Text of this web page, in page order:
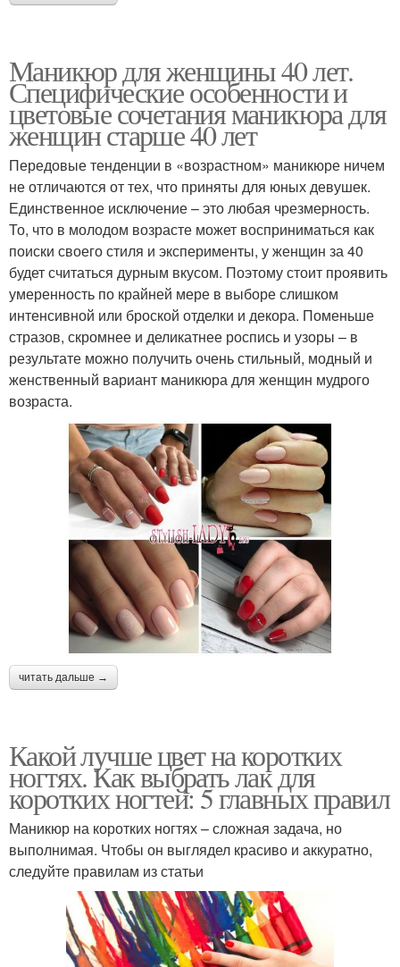
Маникюр для женщины 40 лет.
Специфические особенности и
цветовые сочетания маникюра для
женщин старше 40 лет
Передовые тенденции в «возрастном» маникюре ничем
не отличаются от тех, что приняты для юных девушек.
Единственное исключение – это любая чрезмерность.
То, что в молодом возрасте может восприниматься как
поиски своего стиля и эксперименты, у женщин за 40
будет считаться дурным вкусом. Поэтому стоит проявить
умеренность по крайней мере в выборе слишком
интенсивной или броской отделки и декора. Поменьше
стразов, скромнее и деликатнее роспись и узоры – в
результате можно получить очень стильный, модный и
женственный вариант маникюра для женщин мудрого
возраста.
читать дальше →
Какой лучше цвет на коротких
ногтях. Как выбрать лак для
коротких ногтей: 5 главных правил
Маникюр на коротких ногтях – сложная задача, но
выполнимая. Чтобы он выглядел красиво и аккуратно,
следуйте правилам из статьи